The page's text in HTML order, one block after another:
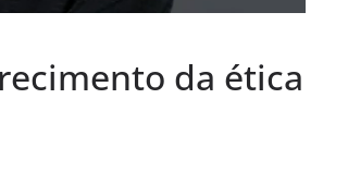
da ética